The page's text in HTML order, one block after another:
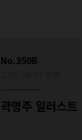
No.350B
곽명주 일러스트